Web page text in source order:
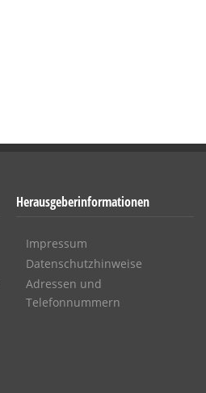
Herausgeberinformationen
Impressum
Datenschutzhinweise
Adressen und
Telefonnummern